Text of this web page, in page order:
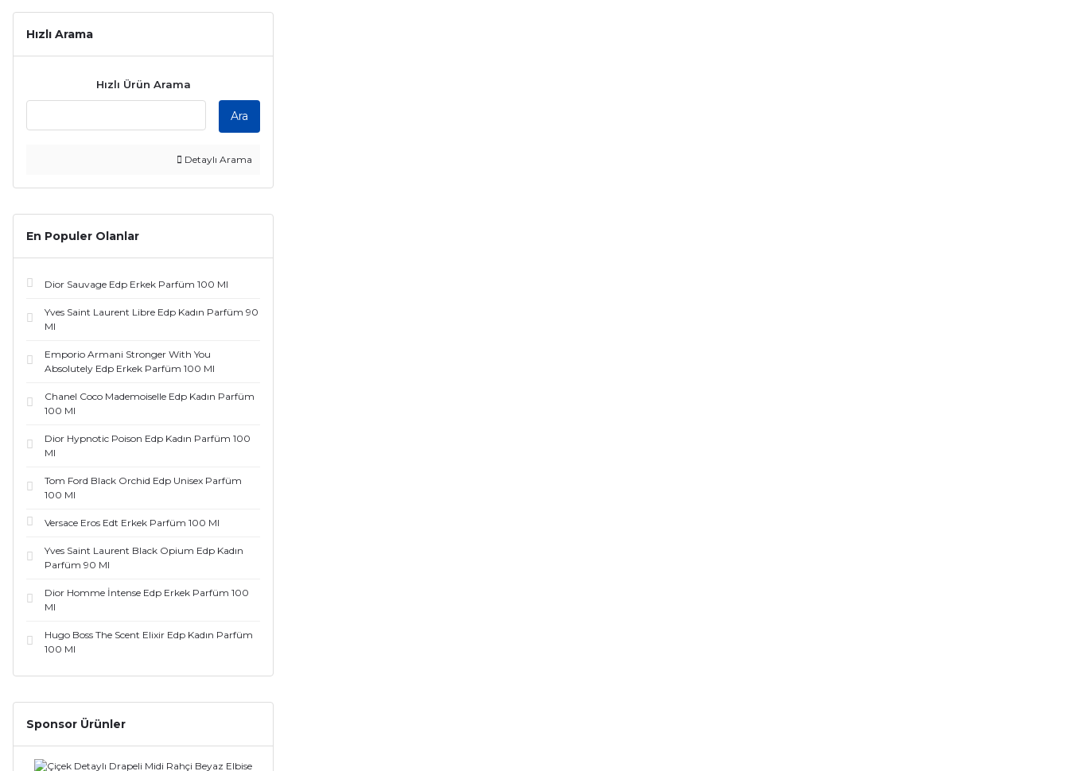
Hızlı Arama
Hızlı Ürün Arama
Ara
Detaylı Arama
En Populer Olanlar
Dior Sauvage Edp Erkek Parfüm 100 Ml
Yves Saint Laurent Libre Edp Kadın Parfüm 90
Ml
Emporio Armani Stronger With You
Absolutely Edp Erkek Parfüm 100 Ml
Chanel Coco Mademoiselle Edp Kadın Parfüm
100 Ml
Dior Hypnotic Poison Edp Kadın Parfüm 100
Ml
Tom Ford Black Orchid Edp Unisex Parfüm
100 Ml
Versace Eros Edt Erkek Parfüm 100 Ml
Yves Saint Laurent Black Opium Edp Kadın
Parfüm 90 Ml
Dior Homme İntense Edp Erkek Parfüm 100
Ml
Hugo Boss The Scent Elixir Edp Kadın Parfüm
100 Ml
Sponsor Ürünler